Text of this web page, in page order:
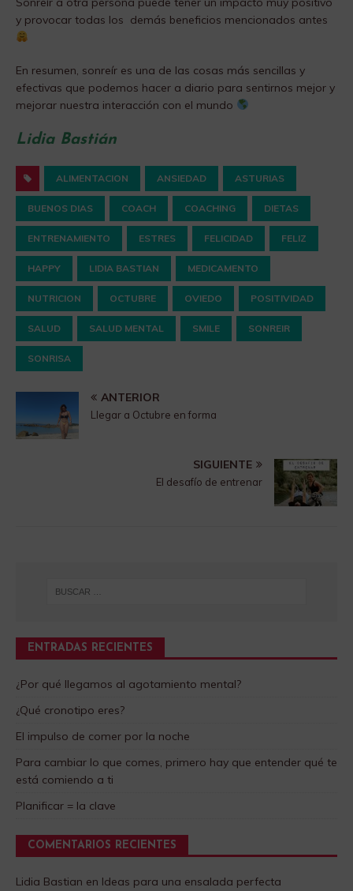
y provocar todas los demás beneficios mencionados antes
​En resumen, sonreír es una de las cosas más sencillas y
efectivas que podemos hacer a diario para sentirnos mejor y
mejorar nuestra interacción con el mundo
Lidia Bastián
ALIMENTACION ANSIEDAD ASTURIAS
BUENOS DIAS COACH COACHING DIETAS
ENTRENAMIENTO ESTRES FELICIDAD FELIZ
HAPPY LIDIA BASTIAN MEDICAMENTO
NUTRICION OCTUBRE OVIEDO POSITIVIDAD
SALUD SALUD MENTAL SMILE SONREIR
SONRISA
ANTERIOR
Llegar a Octubre en forma
SIGUIENTE
El desafío de entrenar
ENTRADAS RECIENTES
¿Por qué llegamos al agotamiento mental?
¿Qué cronotipo eres?
El impulso de comer por la noche
Para cambiar lo que comes, primero hay que entender qué te
está comiendo a ti
Planificar = la clave
COMENTARIOS RECIENTES
Lidia Bastian en Ideas para una ensalada perfecta